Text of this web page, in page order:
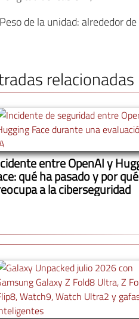
Peso de la unidad: alrededor
relacionadas
entre OpenAI y
qué ha pasado y por qué
a la ciberseguridad